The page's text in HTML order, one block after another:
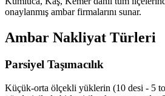
onaylanmış ambar firmalarını sunar.
Ambar Nakliyat Türleri
Parsiyel Taşımacılık
Küçük-orta ölçekli yüklerin (10 desi - 5